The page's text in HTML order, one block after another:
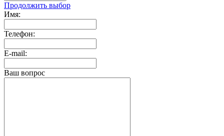
Продолжить выбор
Имя:
Телефон:
E-mail:
Ваш вопрос